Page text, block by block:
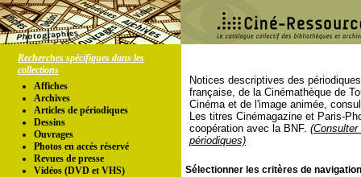
Recherches spécifiques dans les
collections
Affiches
Archives
Articles de périodiques
Dessins
Ouvrages
Photos en accés réservé
Revues de presse
Vidéos (DVD et VHS)
Notices descriptives des
française, de la Cinémathèque de
Cinéma et de l'image animée,
Les titres Cinémagazine et Paris-
coopération avec la BNF.
périodiques)
Sélectionner les critères de